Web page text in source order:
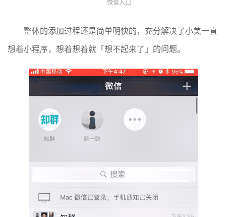
微信入口
整体的添加过程还是简单明快的，充分解决了小美一直
想着小程序，想着想着就「想不起来了」的问题。